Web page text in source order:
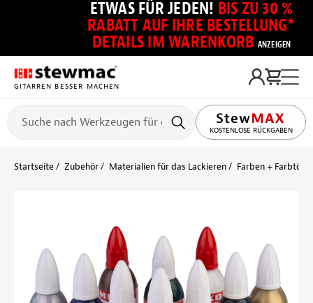
ETWAS FÜR JEDEN! BIS ZU 30 %
RABATT AUF IHRE BESTELLUNG*
DETAILS IM WARENKORB ANZEIGEN
GITARREN BESSER MACHEN
KOSTENLOSE RÜCKGABEN
Startseite Zubehör Materialien für das Lackieren Farben +